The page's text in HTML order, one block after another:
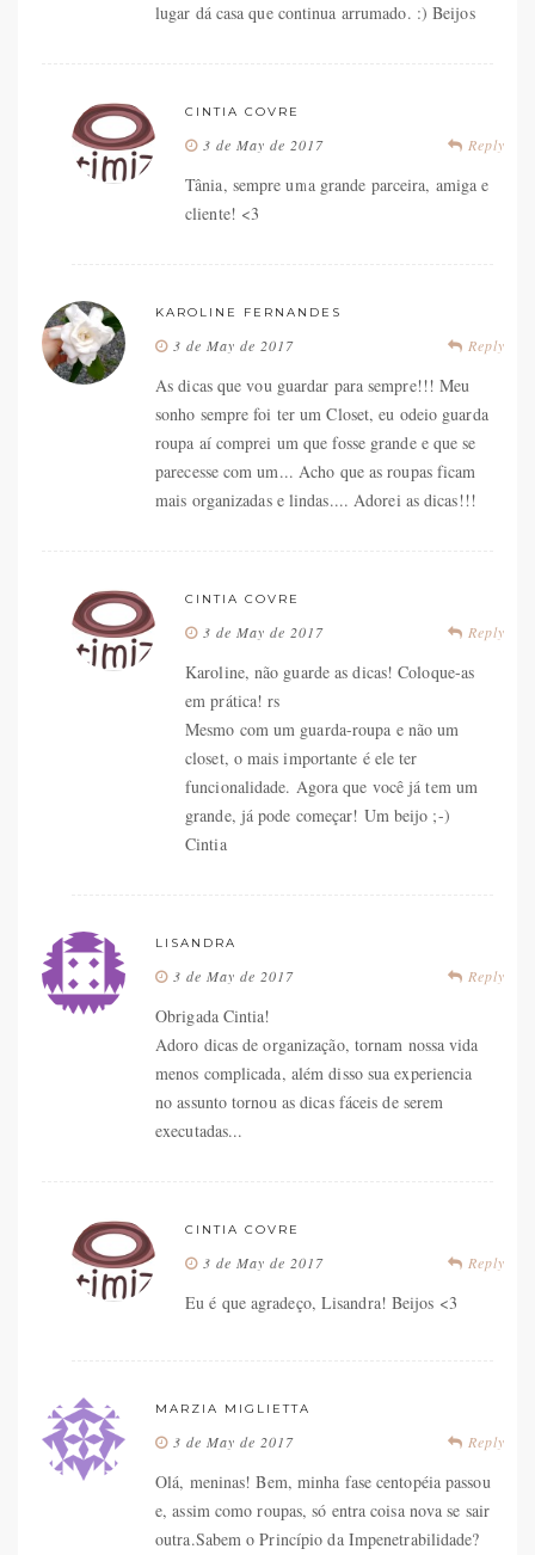
lugar dá casa que continua arrumado. :) Beijos
CINTIA COVRE
Reply
3 de May de 2017
Tânia, sempre uma grande parceira, amiga e
cliente! <3
KAROLINE FERNANDES
Reply
3 de May de 2017
As dicas que vou guardar para sempre!!! Meu
sonho sempre foi ter um Closet, eu odeio guarda
roupa aí comprei um que fosse grande e que se
parecesse com um... Acho que as roupas ficam
mais organizadas e lindas.... Adorei as dicas!!!
CINTIA COVRE
Reply
3 de May de 2017
Karoline, não guarde as dicas! Coloque-as
em prática! rs
Mesmo com um guarda-roupa e não um
closet, o mais importante é ele ter
funcionalidade. Agora que você já tem um
grande, já pode começar! Um beijo ;-)
Cintia
LISANDRA
Reply
3 de May de 2017
Obrigada Cintia!
Adoro dicas de organização, tornam nossa vida
menos complicada, além disso sua experiencia
no assunto tornou as dicas fáceis de serem
executadas...
CINTIA COVRE
Reply
3 de May de 2017
Eu é que agradeço, Lisandra! Beijos <3
MARZIA MIGLIETTA
Reply
3 de May de 2017
Olá, meninas! Bem, minha fase centopéia passou
e, assim como roupas, só entra coisa nova se sair
outra.Sabem o Princípio da Impenetrabilidade?